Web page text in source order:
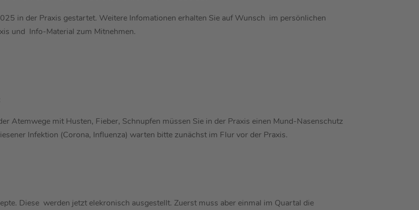
in der Praxis gestartet. Weitere Infomationen erhalten Sie auf Wunsch im persönlichen
und Info-Material zum Mitnehmen.
Atemwege mit Husten, Fieber, Schnupfen müssen Sie in der Praxis einen Mund-Nasenschutz
Infektion (Corona, Influenza) warten bitte zunächst im Flur vor der Praxis.
Diese werden jetzt elekronisch ausgestellt. Zuerst muss aber einmal im Quartal die